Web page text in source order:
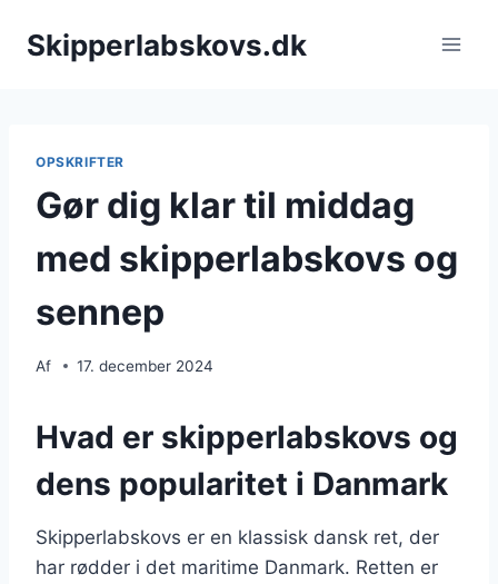
Skipperlabskovs.dk
OPSKRIFTER
Gør dig klar til middag
med skipperlabskovs og
sennep
Af 17. december 2024
Hvad er skipperlabskovs og
dens popularitet i Danmark
Skipperlabskovs er en klassisk dansk ret, der
har rødder i det maritime Danmark. Retten er